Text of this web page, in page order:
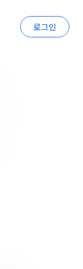
로그인